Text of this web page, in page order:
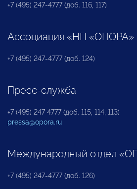
+7 (495) 247-4777 (доб. 116, 117)
Ассоциация «НП «ОПОРА»
+7 (495) 247-4777 (доб. 124)
Пресс-служба
+7 (495) 247 4777 (доб. 115, 114, 113)
pressa@opora.ru
Международный отдел
+7 (495) 247-4777 (доб. 126)